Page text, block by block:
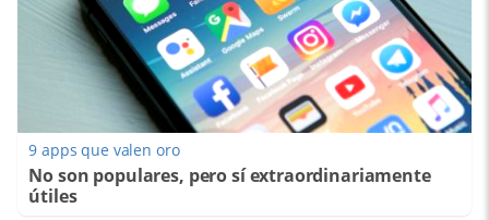
9 apps que valen oro
No son populares, pero sí extraordinariamente
útiles